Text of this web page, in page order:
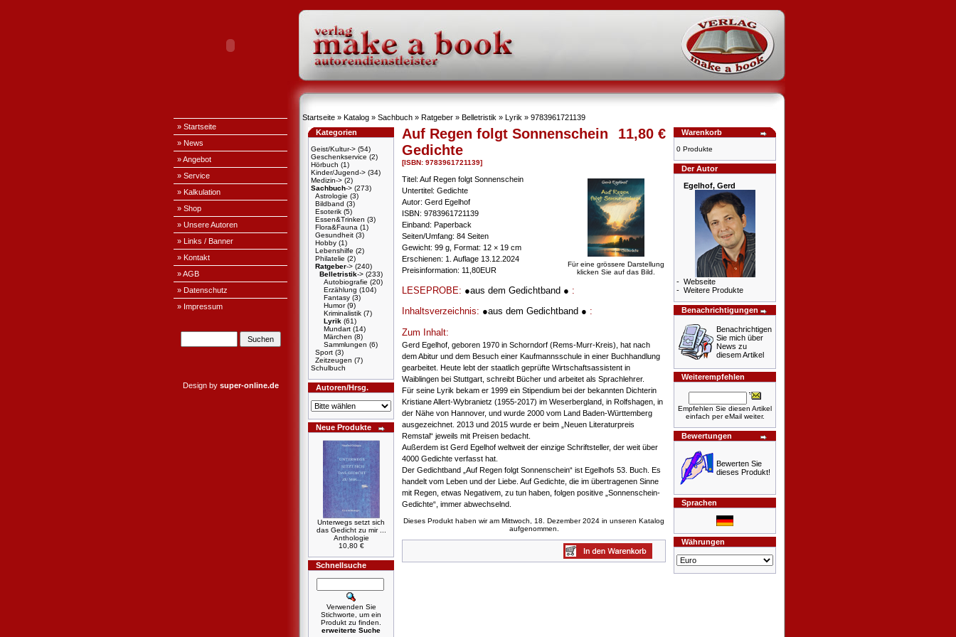
» Startseite
» News
» Angebot
» Service
» Kalkulation
» Shop
» Unsere Autoren
» Links / Banner
» Kontakt
» AGB
» Datenschutz
» Impressum
Design by super-online.de
Startseite » Katalog » Sachbuch » Ratgeber » Belletristik » Lyrik » 9783961721139
Kategorien
Geist/Kultur-> (54)
Geschenkservice (2)
Hörbuch (1)
Kinder/Jugend-> (34)
Medizin-> (2)
Sachbuch-> (273)
Astrologie (3)
Bildband (3)
Esoterik (5)
Essen&Trinken (3)
Flora&Fauna (1)
Gesundheit (3)
Hobby (1)
Lebenshilfe (2)
Philatelie (2)
Ratgeber-> (240)
Belletristik-> (233)
Autobiografie (20)
Erzählung (104)
Fantasy (3)
Humor(9)
Kriminalistik (7)
Lyrik (61)
Mundart (14)
Märchen (8)
Sammlungen (6)
Sport (3)
Zeitzeugen (7)
Schulbuch
Autoren/Hrsg.
Neue Produkte
Unterwegs setzt sich
das Gedicht zu mir ...
Anthologie
10,80 €
Schnellsuche
Verwenden Sie
Stichworte, um ein
Produkt zu finden.
erweiterte Suche
Auf Regen folgt Sonnenschein
Gedichte
[ISBN: 9783961721139]
11,80 €
Für eine grössere Darstellung
klicken Sie auf das Bild.
Titel: Auf Regen folgt Sonnenschein
Untertitel: Gedichte
Autor: Gerd Egelhof
ISBN: 9783961721139
Einband: Paperback
Seiten/Umfang: 84 Seiten
Gewicht: 99 g, Format: 12 × 19 cm
Erschienen: 1. Auflage 13.12.2024
Preisinformation: 11,80EUR
LESEPROBE: ●aus dem Gedichtband ● :
Inhaltsverzeichnis: ●aus dem Gedichtband ● :
Zum Inhalt:
Gerd Egelhof, geboren 1970 in Schorndorf (Rems-Murr-Kreis), hat nach
dem Abitur und dem Besuch einer Kaufmannsschule in einer Buchhandlung
gearbeitet. Heute lebt der staatlich geprüfte Wirtschaftsassistent in
Waiblingen bei Stuttgart, schreibt Bücher und arbeitet als Sprachlehrer.
Für seine Lyrik bekam er 1999 ein Stipendium bei der bekannten Dichterin
Kristiane Allert-Wybranietz (1955-2017) im Weserbergland, in Rolfshagen, in
der Nähe von Hannover, und wurde 2000 vom Land Baden-Württemberg
ausgezeichnet. 2013 und 2015 wurde er beim „Neuen Literaturpreis
Remstal“ jeweils mit Preisen bedacht.
Außerdem ist Gerd Egelhof weltweit der einzige Schriftsteller, der weit über
4000 Gedichte verfasst hat.
Der Gedichtband „Auf Regen folgt Sonnenschein“ ist Egelhofs 53. Buch. Es
handelt vom Leben und der Liebe. Auf Gedichte, die im übertragenen Sinne
mit Regen, etwas Negativem, zu tun haben, folgen positive „Sonnenschein-
Gedichte“, immer abwechselnd.
Dieses Produkt haben wir am Mittwoch, 18. Dezember 2024 in unseren Katalog
aufgenommen.
Warenkorb
0 Produkte
Der Autor
Egelhof, Gerd
- Webseite
- Weitere Produkte
Benachrichtigungen
Benachrichtigen
Sie mich über
News zu
diesem Artikel
Weiterempfehlen
Empfehlen Sie diesen Artikel
einfach per eMail weiter.
Bewertungen
Bewerten Sie
dieses Produkt!
Sprachen
Währungen